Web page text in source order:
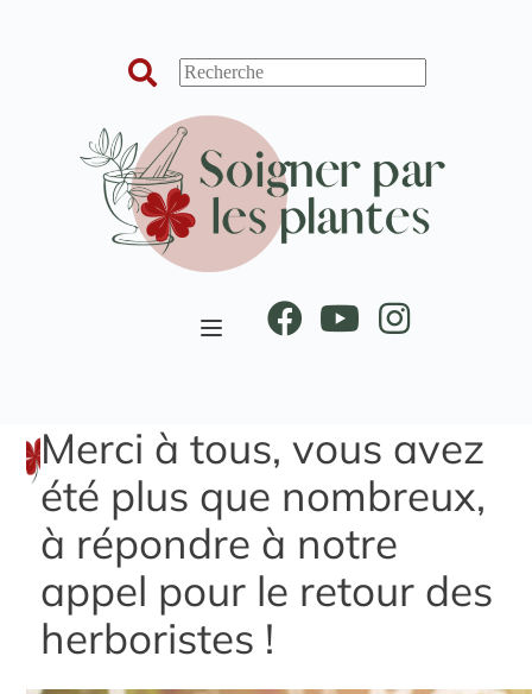
Merci à tous, vous avez
été plus que nombreux,
à répondre à notre
appel pour le retour des
herboristes !